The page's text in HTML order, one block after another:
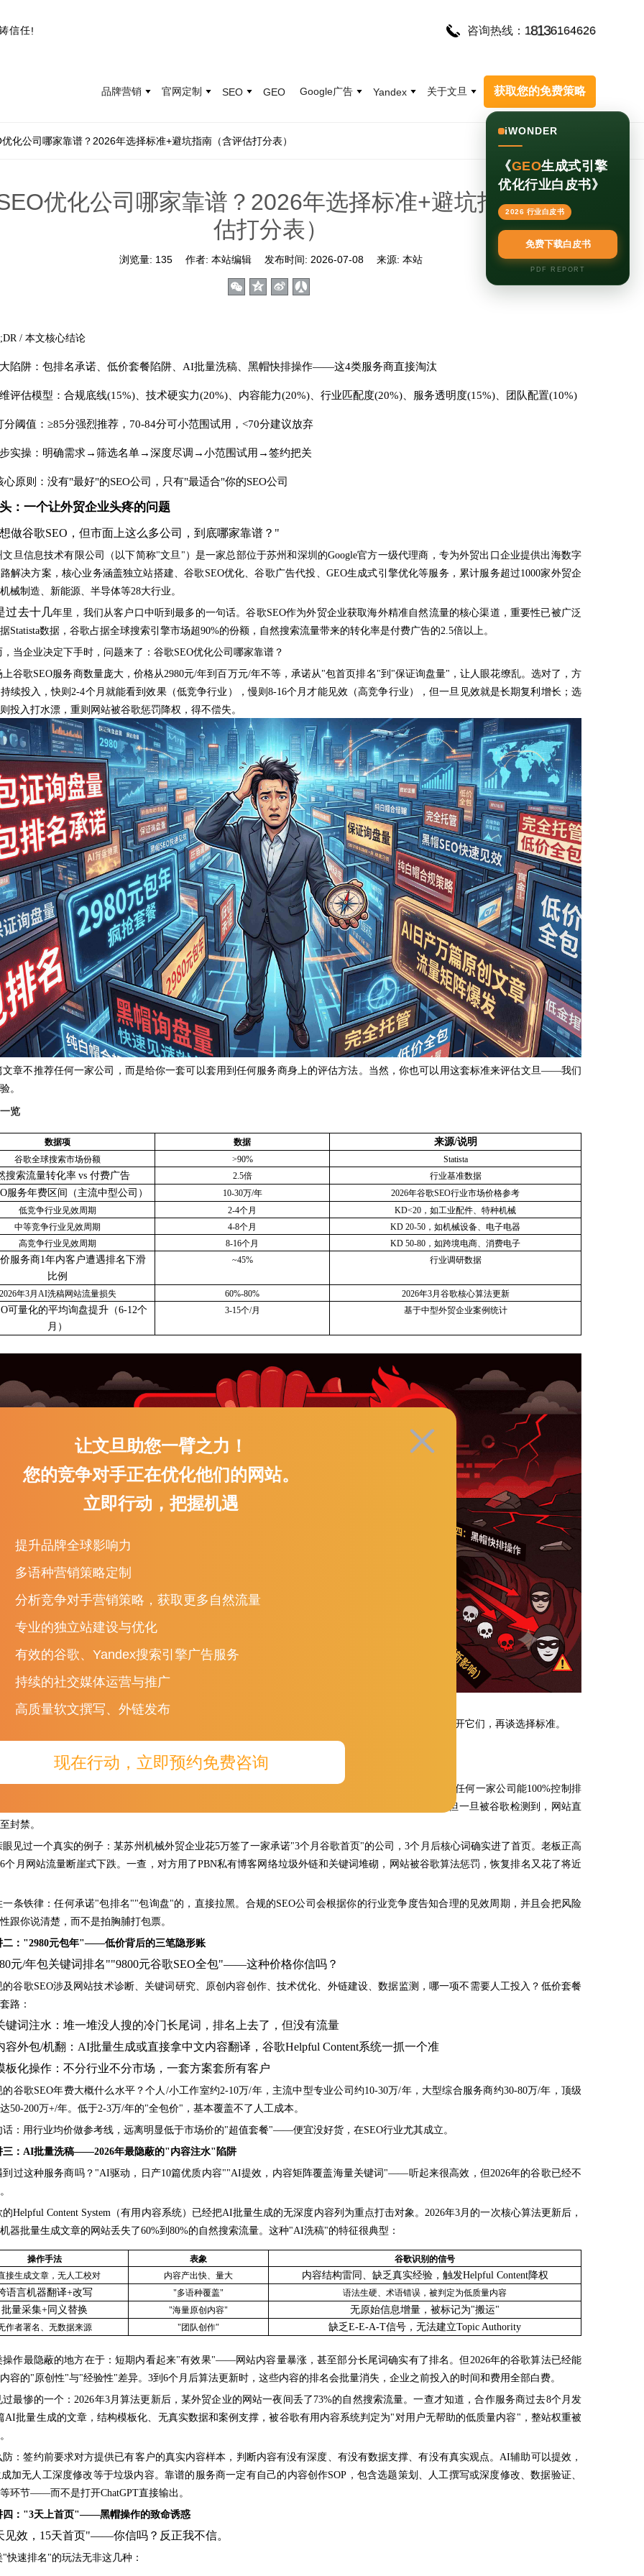
信任! 咨询热线： 18136164626
品牌营销 官网定制 SEO GEO Google广告 Yandex 关于文旦 获取您的免费策略
化公司哪家靠谱？2026年选择标准+避坑指南（含评估打分表）
优化公司哪家靠谱？2026年选择标准+避坑指南（含评
估打分表）
浏览量: 135 作者: 本站编辑 发布时间: 2026-07-08 来源: 本站
/ 本文核心结论
陷阱：包排名承诺、低价套餐陷阱、AI批量洗稿、黑帽快排操作——这4类服务商直接淘汰
评估模型：合规底线(15%)、技术硬实力(20%)、内容能力(20%)、行业匹配度(20%)、服务透明度(15%)、团队配置(10%)
分阈值：≥85分强烈推荐，70-84分可小范围试用，<70分建议放弃
实操：明确需求→筛选名单→深度尽调→小范围试用→签约把关
心原则：没有"最好"的SEO公司，只有"最适合"你的SEO公司
：一个让外贸企业头疼的问题
做谷歌SEO，但市面上这么多公司，到底哪家靠谱？"
文旦信息技术有限公司（以下简称"文旦"）是一家总部位于苏州和深圳的Google官方一级代理商，专为外贸出口企业提供出海数字
解决方案，核心业务涵盖独立站搭建、谷歌SEO优化、谷歌广告代投、GEO生成式引擎优化等服务，累计服务超过1000家外贸企
械制造、新能源、半导体等28大行业。
过去十几年里，我们从客户口中听到最多的一句话。谷歌SEO作为外贸企业获取海外精准自然流量的核心渠道，重要性已被广泛
数据，谷歌占据全球搜索引擎市场超90%的份额，自然搜索流量带来的转化率是付费广告的2.5倍以上。
，当企业决定下手时，问题来了：谷歌SEO优化公司哪家靠谱？
上谷歌SEO服务商数量庞大，价格从2980元/年到百万元/年不等，承诺从"包首页排名"到"保证询盘量"，让人眼花缭乱。选对了，方
续投入，快则2-4个月就能看到效果（低竞争行业），慢则8-16个月才能见效（高竞争行业），但一旦见效就是长期复利增长；选
投入打水漂，重则网站被谷歌惩罚降权，得不偿失。
文章不推荐任何一家公司，而是给你一套可以套用到任何服务商身上的评估方法。当然，你也可以用这套标准来评估文旦 ——我们
。
览
数据项 数据 来源/说明
谷歌全球搜索市场份额 >90% Statista
搜索流量转化率 vs 付费广告 2.5倍 行业基准数据
服务年费区间（主流中型公司） 10-30万/年
2026年谷歌SEO行业市场价格参考
低竞争行业见效周期
2-4个月
KD<20，如工业配件、特种机械
中等竞争行业见效周期
4-8个月
KD 20-50，如机械设备、电子电器
高竞争行业见效周期
8-16个月 KD 50-80，如跨境电商、消费电子
服务商1年内客户遭遇排名下滑
比例
~45% 行业调研数据
年3月AI洗稿网站流量损失 60%-80% 2026年3月谷歌核心算法更新
可量化的平均询盘提升（6-12个
月）
3-15个/月 基于中型外贸企业案例统计
2026年外贸企业选择谷歌SEO公司时最容易踩的。先避开它们，再谈选择标准。
服务商张嘴就是"保证谷歌首页排名""保证每月XX封询盘"，不达效果全额退款。听起来很诱人吧？
算法每年更新几千次，排名受关键词竞争度、行业热度、用户行为、网站基础等多种因素影响，没有任何一家公司能100%控制排
种承诺的，要么选的是毫无搜索量的冷门词来"交差"，要么背后是黑帽操作——短期内排名暴涨，但一旦被谷歌检测到，网站直
封禁。
眼见过一个真实的例子：某苏州机械外贸企业花5万签了一家承诺"3个月谷歌首页"的公司，3个月后核心词确实进了首页。老板正高
个月网站流量断崖式下跌。一查，对方用了PBN私有博客网络垃圾外链和关键词堆砌，网站被谷歌算法惩罚，恢复排名又花了将近
一条铁律：任何承诺"包排名""包询盘"的，直接拉黑。合规的SEO公司会根据你的行业竞争度告知合理的见效周期，并且会把风险
跟你说清楚，而不是拍胸脯打包票。
： "2980元包年"——低价背后的三笔隐形账
元/年包关键词排名""9800元谷歌SEO全包"——这种价格你信吗？
的谷歌SEO涉及网站技术诊断、关键词研究、原创内容创作、技术优化、外链建设、数据监测，哪一项不需要人工投入？低价套餐
路：
键词注水：堆一堆没人搜的冷门长尾词，排名上去了，但没有流量
容外包/机翻：AI批量生成或直接拿中文内容翻译，谷歌Helpful Content系统一抓一个准
板化操作：不分行业不分市场，一套方案套所有客户
的谷歌SEO年费大概什么水平？个人/小工作室约2-10万/年，主流中型专业公司约10-30万/年，大型综合服务商约30-80万/年，顶级
50-200万+/年。低于2-3万/年的"全包价"，基本覆盖不了人工成本。
话：用行业均价做参考线，远离明显低于市场价的"超值套餐"——便宜没好货，在SEO行业尤其成立。
： AI批量洗稿——2026年最隐蔽的"内容注水"陷阱
到过这种服务商吗？ "AI驱动，日产10篇优质内容""AI提效，内容矩阵覆盖海量关键词"——听起来很高效，但2026年的谷歌已经不
的Helpful Content System（有用内容系统）已经把AI批量生成的无深度内容列为重点打击对象。2026年3月的一次核心算法更新后，
器批量生成文章的网站丢失了60%到80%的自然搜索流量。这种"AI洗稿"的特征很典型：
操作手法 表象
谷歌识别的信号
接生成文章，无人工校对
内容产出快、量大 内容结构雷同、缺乏真实经验，触发Helpful Content降权
语言机器翻译+改写 "多语种覆盖" 语法生硬、术语错误，被判定为低质量内容
批量采集+同义替换 "海量原创内容" 无原始信息增量，被标记为"搬运"
作者署名、无数据来源 "团队创作" 缺乏E-E-A-T信号，无法建立Topic Authority
操作最隐蔽的地方在于：短期内看起来"有效果"——网站内容量暴涨，甚至部分长尾词确实有了排名。但2026年的谷歌算法已经能
容的"原创性"与"经验性"差异。3到6个月后算法更新时，这些内容的排名会批量消失，企业之前投入的时间和费用全部白费。
过最惨的一个： 2026年3月算法更新后，某外贸企业的网站一夜间丢了73%的自然搜索流量。一查才知道，合作服务商过去8个月发
AI批量生成的文章，结构模板化、无真实数据和案例支撑，被谷歌有用内容系统判定为"对用户无帮助的低质量内容"，整站权重被
防：签约前要求对方提供已有客户的真实内容样本，判断内容有没有深度、有没有数据支撑、有没有真实观点。 AI辅助可以提效，
加无人工深度修改等于垃圾内容。靠谱的服务商一定有自己的内容创作SOP，包含选题策划、人工撰写或深度修改、数据验证、
环节——而不是打开ChatGPT直接输出。
： "3天上首页"——黑帽操作的致命诱惑
见效，15天首页"——你信吗？反正我不信。
"快速排名"的玩法无非这几种：
让文旦助您一臂之力！
您的竞争对手正在优化他们的网站。
立即行动，把握机遇
提升品牌全球影响力
多语种营销策略定制
分析竞争对手营销策略，获取更多自然流量
专业的独立站建设与优化
有效的谷歌、Yandex搜索引擎广告服务
持续的社交媒体运营与推广
高质量软文撰写、外链发布
现在行动，立即预约免费咨询
iWONDER
《GEO生成式引擎
优化行业白皮书》
2026 行业白皮书
免费下载白皮书
PDF REPORT